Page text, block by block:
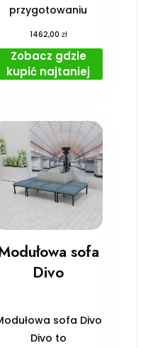
przygotowaniu
1462,00 zł
Zobacz gdzie
kupić najtaniej
sofa
Divo
sofa Divo
Divo to